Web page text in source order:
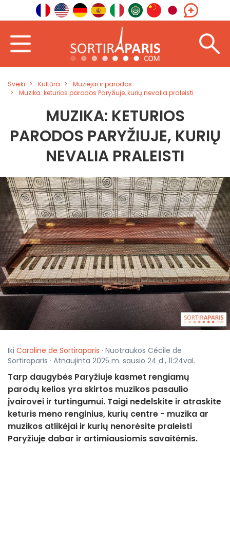
Sveiki Kultūra
Muziejai ir parodos
Muzika: keturios parodos Paryžiuje, kurių nevalia praleisti
MUZIKA: KETURIOS
PARODOS PARYŽIUJE, KURIŲ
NEVALIA PRALEISTI
Iki Caroline de Sortiraparis · Nuotraukos Cécile de
Sortiraparis · Atnaujinta 2025 m. sausio 24 d., 11:24val.
Tarp daugybės Paryžiuje kasmet rengiamų
parodų kelios yra skirtos muzikos pasaulio
įvairovei ir turtingumui. Taigi nedelskite ir atraskite
keturis meno renginius, kurių centre - muzika ar
muzikos atlikėjai ir kurių nenorėsite praleisti
Paryžiuje dabar ir artimiausiomis savaitėmis.